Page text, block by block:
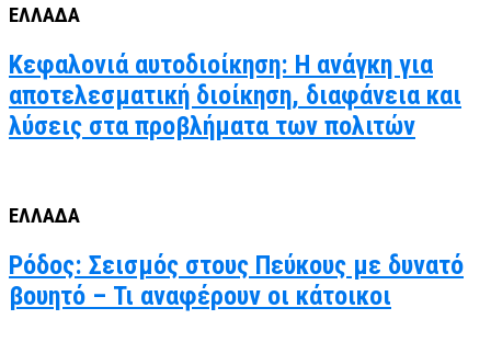
ΕΛΛΑΔΑ
Κεφαλονιά αυτοδιοίκηση: Η ανάγκη για
αποτελεσματική διοίκηση, διαφάνεια και
λύσεις στα προβλήματα των πολιτών
ΕΛΛΑΔΑ
Ρόδος: Σεισμός στους Πεύκους με δυνατό
βουητό – Τι αναφέρουν οι κάτοικοι